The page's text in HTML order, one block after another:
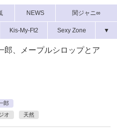
NEWS 関ジャニ∞
Kis-My-Ft2 Sexy Zone ▼
、メープルシロップとア
郎
オ 天然